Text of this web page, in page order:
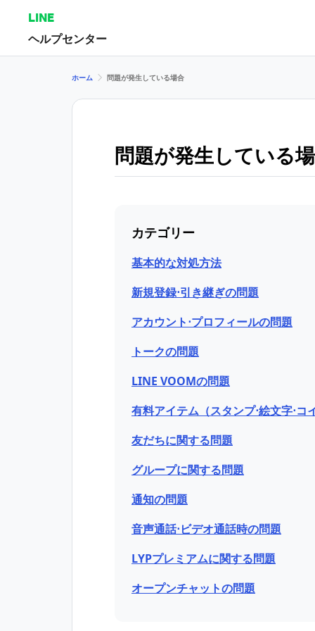
LINE
ヘルプセンター
ホーム 問題が発生している場合
問題が発生している
カテゴリー
基本的な対処方法
新規登録⋅引き継ぎの問題
アカウント⋅プロフィールの問題
トークの問題
LINE VOOMの問題
有料アイテム（スタンプ⋅絵文字⋅コ
友だちに関する問題
グループに関する問題
通知の問題
音声通話⋅ビデオ通話時の問題
LYPプレミアムに関する問題
オープンチャットの問題